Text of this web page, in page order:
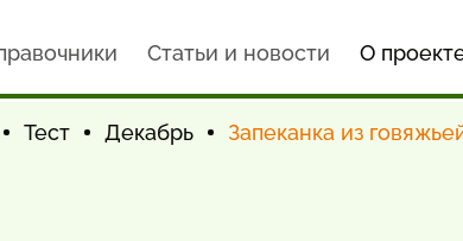
Статьи и новости О
Тест Декабрь Запеканка из